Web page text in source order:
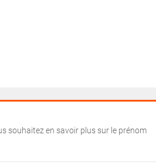
souhaitez en savoir plus sur le prénom